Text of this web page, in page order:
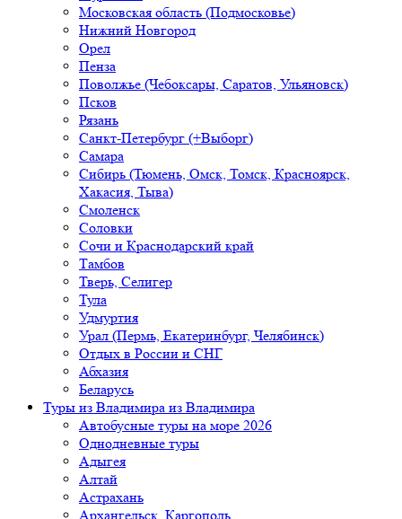
Московская область (Подмосковье)
Нижний Новгород
Орел
Пенза
Поволжье (Чебоксары, Саратов, Ульяновск)
Псков
Рязань
Санкт-Петербург (+Выборг)
Самара
Сибирь (Тюмень, Омск, Томск, Красноярск,
Хакасия, Тыва)
Смоленск
Соловки
Сочи и Краснодарский край
Тамбов
Тверь, Селигер
Тула
Удмуртия
Урал (Пермь, Екатеринбург, Челябинск)
Отдых в России и СНГ
Абхазия
Беларусь
Туры из Владимира из Владимира
Автобусные туры на море 2026
Однодневные туры
Адыгея
Алтай
Астрахань
Архангельск, Каргополь